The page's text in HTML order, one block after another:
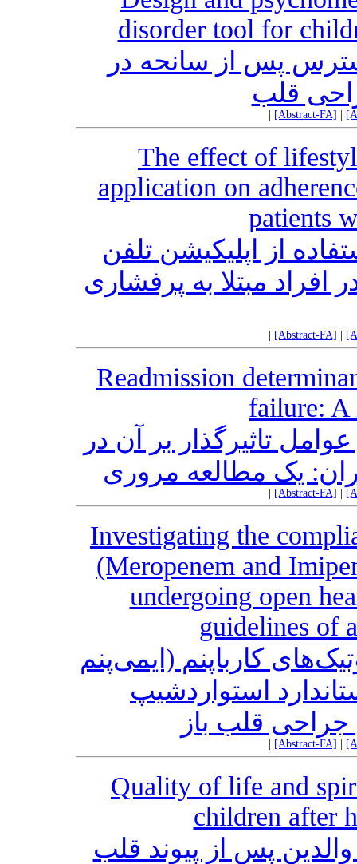
disorder tool for
پس از سانحه در
قلب
[Abstract-FA]
The effect of
application on
patients
از اپلیکیشن تلفن
افراد مبتلا به پرفشاری
[Abstract-FA]
Readmission
failure: A
تاثیرگذار بر آن در
یک مطالعه مروری
[Abstract-FA]
Investigating the
(Meropenem and
undergoing open
guidelines of
کارباپنم (ایمی‌پنم
استواردشیپ
جراحی قلب باز
[Abstract-FA]
Quality of life and
children after
پس از پیوند قلب